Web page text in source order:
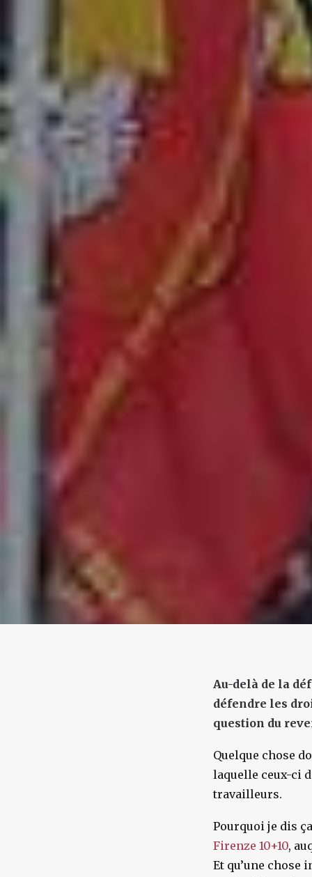
Au-delà de la
défendre les
question du
Quelque chose
laquelle ceux-ci
travailleurs.
Pourquoi je dis
Firenze 10+10,
Et qu’une chose